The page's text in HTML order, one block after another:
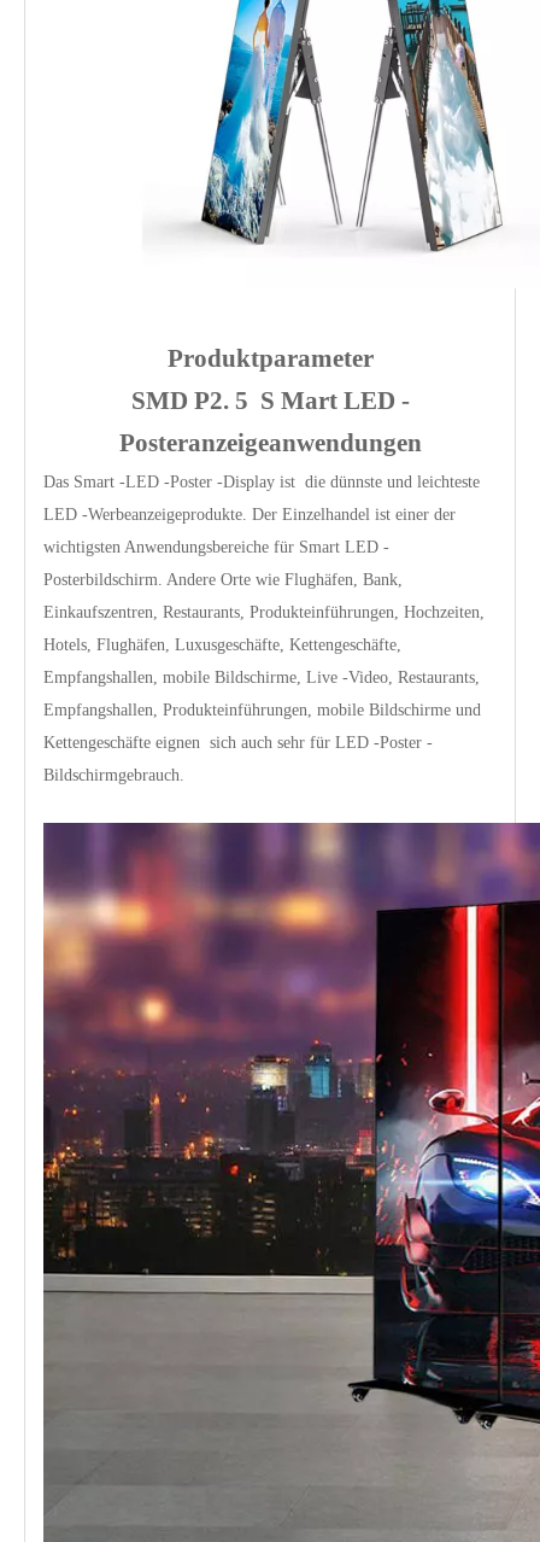
Produktparameter
SMD P2. 5 S Mart LED -
Posteranzeigeanwendungen
Das Smart -LED -Poster -Display ist die dünnste und leichteste
LED -Werbeanzeigeprodukte. Der Einzelhandel ist einer der
wichtigsten Anwendungsbereiche für Smart LED -
Posterbildschirm. Andere Orte wie Flughäfen, Bank,
Einkaufszentren, Restaurants, Produkteinführungen, Hochzeiten,
Hotels, Flughäfen, Luxusgeschäfte, Kettengeschäfte,
Empfangshallen, mobile Bildschirme, Live -Video, Restaurants,
Empfangshallen, Produkteinführungen, mobile Bildschirme und
Kettengeschäfte eignen sich auch sehr für LED -Poster -
Bildschirmgebrauch.